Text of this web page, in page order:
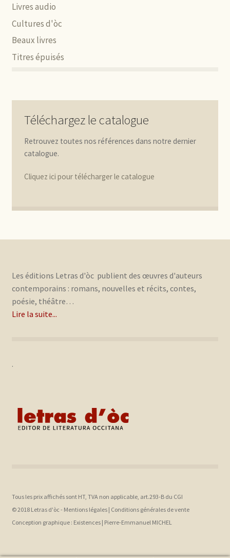
Livres audio
Cultures d'òc
Beaux livres
Titres épuisés
Téléchargez le catalogue
Retrouvez toutes nos références dans notre dernier
catalogue.
Cliquez ici pour télécharger le catalogue
Les éditions Letras d'òc publient des œuvres d'auteurs
contemporains : romans, nouvelles et récits, contes,
poésie, théâtre…
Lire la suite...
.
Tous les prix affichés sont HT, TVA non applicable, art.293-B du CGI
© 2018 Letras d'òc - Mentions légales| Conditions générales de vente
Conception graphique : Existences | Pierre-Emmanuel MICHEL